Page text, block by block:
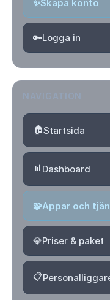
✨Skapa konto
🔑Logga in
🏠Startsida
📊Dashboard
🧩Appar och
💎Priser & paket
📋